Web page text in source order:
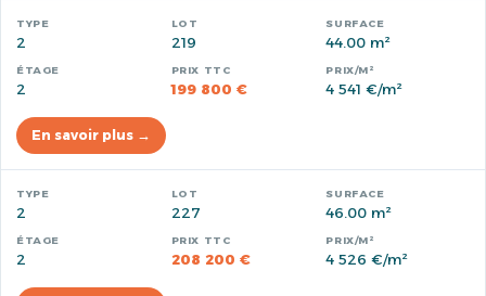
2 219 44.00 m²
2 199 800 € 4 541 €/m²
En savoir plus →
2 227 46.00 m²
2 208 200 € 4 526 €/m²